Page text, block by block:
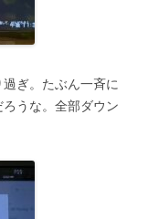
ぎ。たぶん一斉に
うな。全部ダウン